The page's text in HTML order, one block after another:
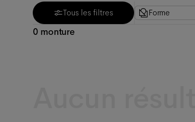
Tous les filtres
Forme
0 monture